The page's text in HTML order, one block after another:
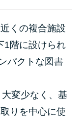
くの複合施設
1階に設けられ
パクトな図書
変少なく、基
りを中心に使